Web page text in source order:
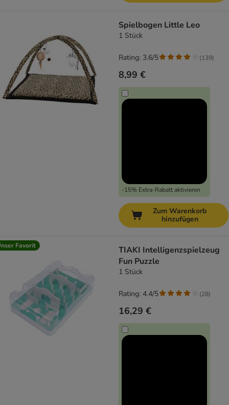
Spielbogen Little Leo
1 Stück
8,99 €
-15% Extra-Rabatt aktivieren
Rating: 3.6/5 (139)
Zum Warenkorb
hinzufügen
Favorit
TIAKI Intelligenzspielzeug
Fun Puzzle
1 Stück
16,29 €
Rating: 4.4/5 (28)